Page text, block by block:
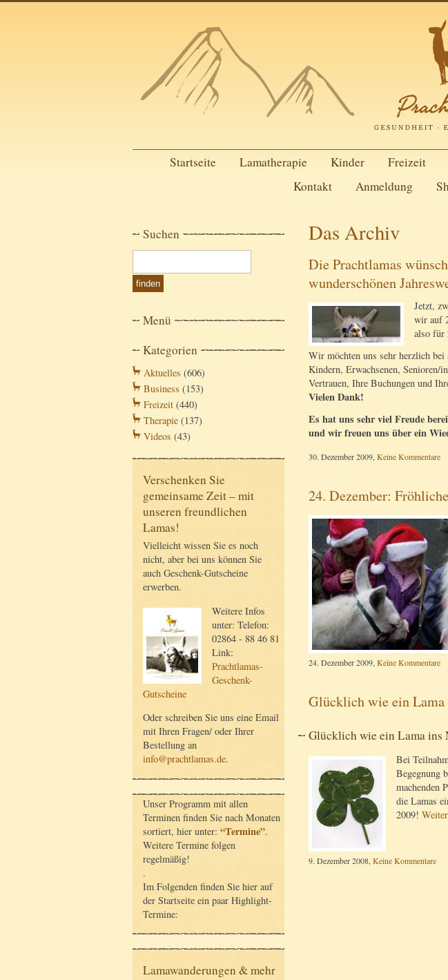
Startseite Lamatherapie Kinder Freizeit
Kontakt
Anmeldung
Suchen
Menü
Kategorien
Aktuelles (606)
Business (153)
Freizeit (440)
Therapie (137)
Videos (43)
Verschenken Sie
gemeinsame Zeit – mit
unseren freundlichen
Lamas!
Vielleicht wissen Sie es noch
nicht, aber bei uns können Sie
auch Geschenk-Gutscheine
erwerben.
Weitere Infos
unter: Telefon:
02864 - 88 46 81
Link:
Prachtlamas-
Geschenk-
Gutscheine
Oder schreiben Sie uns eine Email
mit Ihren Fragen/ oder Ihrer
Bestellung an
info@prachtlamas.de.
Unser Programm mit allen
Terminen finden Sie nach Monaten
sortiert, hier unter: “Termine”.
Weitere Termine folgen
regelmäßig!
.
Im Folgenden finden Sie hier auf
der Startseite ein paar Highlight-
Termine:
Lamawanderungen & mehr
Das Archiv
Die Prachtlamas
wunderschönen
Jetzt,
wir auf
also für
Wir möchten uns sehr herzlich
Kindern, Erwachsenen,
Vertrauen, Ihre Buchungen und
Vielen Dank!
Es hat uns sehr viel Freude
und wir freuen uns über ein
30. Dezember 2009, Keine Kommentare
24. Dezember:
24. Dezember 2009, Keine Kommentare
Glücklich wie ein
Glücklich wie ein Lama ins
Bei
Begegnung
machenden
die Lamas
2009!
9. Dezember 2008, Keine Kommentare